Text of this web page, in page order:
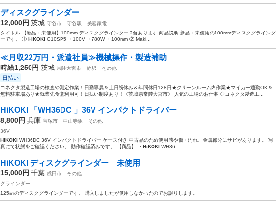
ディスクグラインダー
12,000円 茨城 守谷市 守谷駅
美容家電
タイトル 【新品・未使用】100mm ディスクグラインダー 2台あります 商品説明 新品・未使用の100mmディスクグラインダ
ーです。 ① HiKOKI G10SP5 ・100V ・780W ・100mm ② Maki...
≪月収22万円・派遣社員≫機械操作・製造補助
時給1,250円 茨城 常陸大宮市 静駅 その他
日払い
コネクタ製造工場の検査や測定作業！日勤専属＆土日祝休み＆年間休日128日★クリーンルーム内作業★マイカー通勤OK＆
無料駐車場あり★就業先食堂利用可！日払い制度あり！《茨城県常陸大宮市》 人気の工場のお仕事 ◇コネクタ製造工...
HiKOKI 「WH36DC 」36V インパクトドライバー
8,800円 兵庫 宝塚市 中山寺駅
その他
36V
HiKOKI WH36DC 36V インパクトドライバー ケース付き 中古品のため使用感や傷・汚れ、金属部分にサビがあります。 写
真にて状態をご確認ください。 動作確認済みです。 【商品】 ・ HiKOKI WH36...
HiKOKI ディスクグラインダー 未使用
15,000円 千葉 成田市
その他
グラインダー
125㎜のディスクグラインダーです。 購入しましたが使用しなかったのでお譲りします。